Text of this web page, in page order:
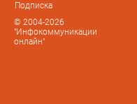
Подписка
© 2004-2026
"Инфокоммуникации
онлайн"